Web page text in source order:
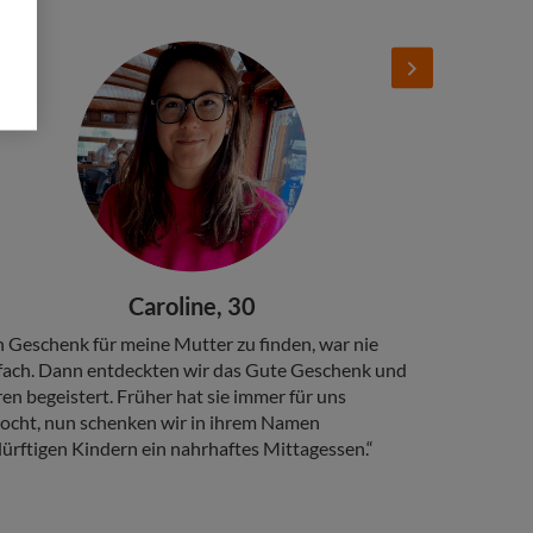
Caroline, 30
Geschenk für meine Mutter zu finden, war nie
Dann entdeckten wir das Gute Geschenk und
begeistert. Früher hat sie immer für uns
nun schenken wir in ihrem Namen
Kindern ein nahrhaftes Mittagessen.“
Add
Next